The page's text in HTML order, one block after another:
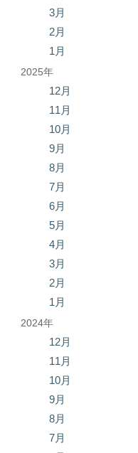
3月
2月
1月
2025年
12月
11月
10月
9月
8月
7月
6月
5月
4月
3月
2月
1月
2024年
12月
11月
10月
9月
8月
7月